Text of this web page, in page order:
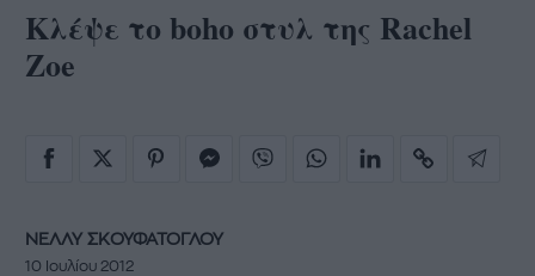
Κλέψε το boho στυλ της Rachel
Zoe
ΝΕΛΛΥ ΣΚΟΥΦΑΤΟΓΛΟΥ
10 Ιουλίου 2012